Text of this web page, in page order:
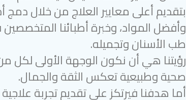
بتقديم أعلى معايير العلاج من خلال دمج
وأفضل المواد، وخبرة أطبائنا
طب الأسنان وتجميله.
رؤيتنا هي أن نكون الوجهة الأولى لكل
صحية وطبيعية تعكس الثقة والجمال.
أما هدفنا فيرتكز على تقديم تجربة